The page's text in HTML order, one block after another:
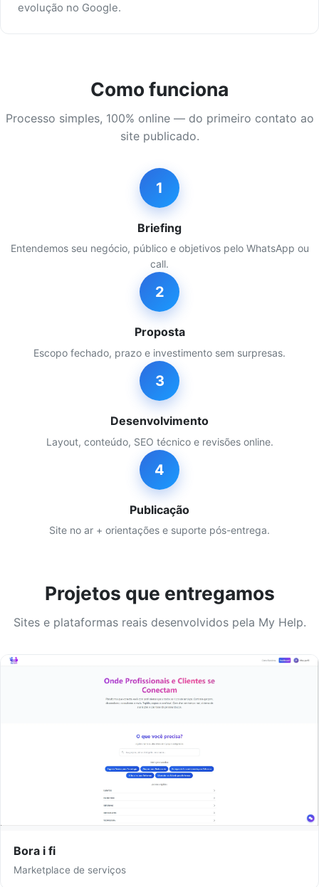
evolução no Google.
Como funciona
Processo simples, 100% online — do primeiro contato ao
site publicado.
1
Briefing
Entendemos seu negócio, público e objetivos pelo WhatsApp ou
call.
2
Proposta
Escopo fechado, prazo e investimento sem surpresas.
3
Desenvolvimento
Layout, conteúdo, SEO técnico e revisões online.
4
Publicação
Site no ar + orientações e suporte pós-entrega.
Projetos que entregamos
Sites e plataformas reais desenvolvidos pela My Help.
Bora i fi
Marketplace de serviços